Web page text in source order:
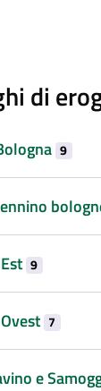
di
9
9
7
e